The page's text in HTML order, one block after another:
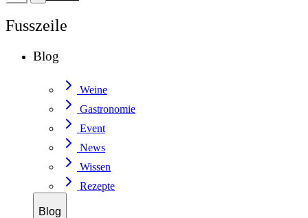
Fusszeile
Blog
Weine
Gastronomie
Event
News
Wissen
Rezepte
Blog